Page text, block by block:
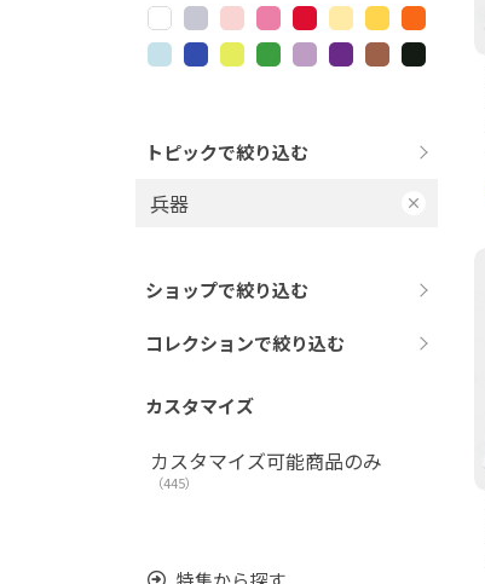
トピックで絞り込む
兵器
ショップで絞り込む
コレクションで絞り込む
カスタマイズ
カスタマイズ可能商品のみ
（445）